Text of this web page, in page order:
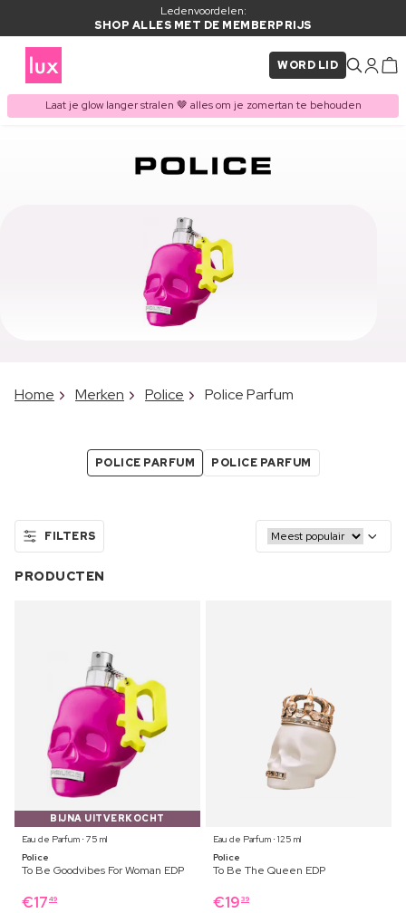
Ledenvoordelen:
SHOP ALLES MET DE MEMBERPRIJS
WORD LID
Laat je glow langer stralen 🤎 alles om je zomertan te behouden
Home Merken Police Police Parfum
POLICE PARFUM POLICE PARFUM
FILTERS
PRODUCTEN
BIJNA UITVERKOCHT
Eau de Parfum ⋅ 75 ml
Police
To Be Goodvibes For Woman EDP
€17 49
Eau de Parfum ⋅ 125 ml
Police
To Be The Queen EDP
€19 39